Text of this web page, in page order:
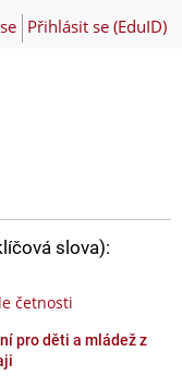
Přihlásit se (EduID)
slova):
četnosti
pro děti a mládež z